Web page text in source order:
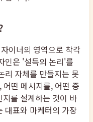
이너의 영역으로 착각
인은 '설득의 논리'를
리 자체를 만들지는 못
떤 메시지를, 어떤 증
를 설계하는 것이 바
대표와 마케터의 가장